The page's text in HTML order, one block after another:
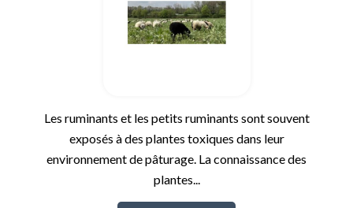
Les ruminants et les petits ruminants sont souvent
exposés à des plantes toxiques dans leur
environnement de pâturage. La connaissance des
plantes...